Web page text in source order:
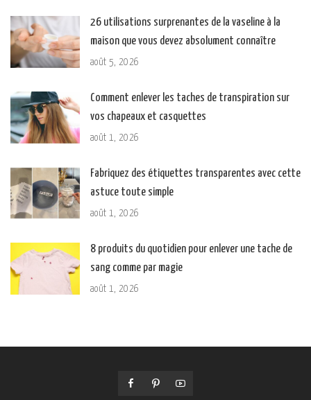
26 utilisations surprenantes de la vaseline à la
maison que vous devez absolument connaître
août 5, 2026
Comment enlever les taches de transpiration sur
vos chapeaux et casquettes
août 1, 2026
Fabriquez des étiquettes transparentes avec cette
astuce toute simple
août 1, 2026
8 produits du quotidien pour enlever une tache de
sang comme par magie
août 1, 2026